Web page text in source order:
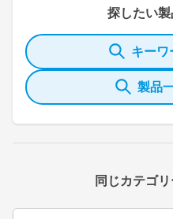
探したい
キーワ
製品
同じカテゴ